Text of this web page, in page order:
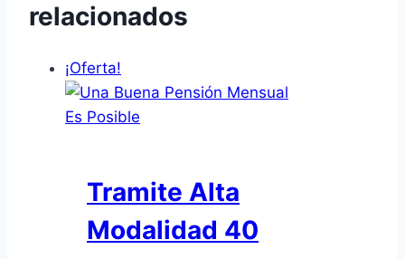
relacionados
¡Oferta!
Tramite Alta
Modalidad 40